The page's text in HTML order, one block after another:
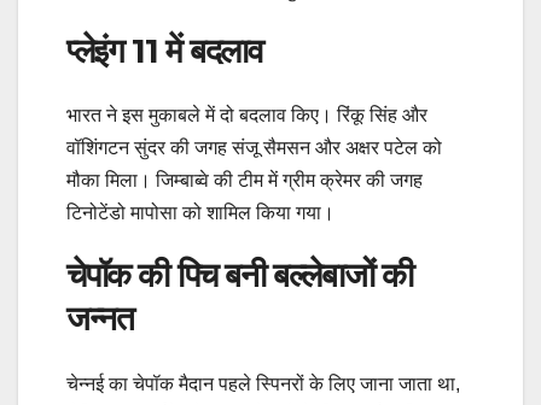
प्लेइंग 11 में बदलाव
भारत ने इस मुकाबले में दो बदलाव किए। रिंकू सिंह और
वॉशिंगटन सुंदर की जगह संजू सैमसन और अक्षर पटेल को
मौका मिला। जिम्बाब्वे की टीम में ग्रीम क्रेमर की जगह
टिनोटेंडो मापोसा को शामिल किया गया।
चेपॉक की पिच बनी बल्लेबाजों की
जन्नत
चेन्नई का चेपॉक मैदान पहले स्पिनरों के लिए जाना जाता था,